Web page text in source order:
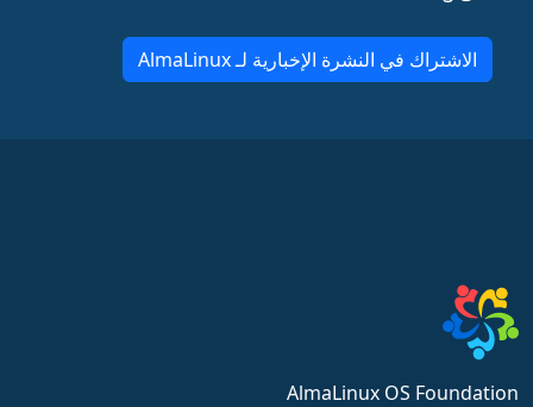
الاشتراك في النشرة الإخبارية لـ AlmaLinux
AlmaLinux OS Foundation